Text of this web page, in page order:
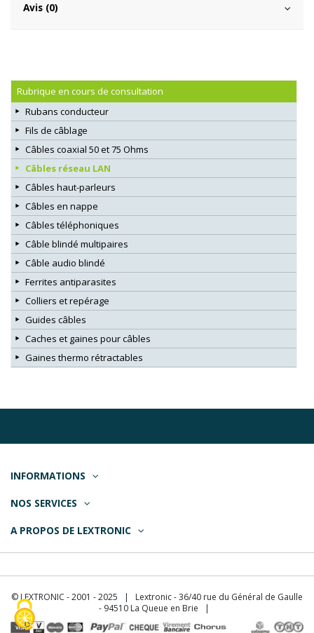
Avis (0)
Rubrique en cours de consultation
Rubans conducteur
Fils de câblage
Câbles coaxial 50 et 75 Ohms
Câbles réseau LAN
Câbles haut-parleurs
Câbles en nappe
Câbles téléphoniques
Câble blindé multipaires
Câble audio blindé
Ferrites antiparasites
Colliers et repérage
Guides câbles
Caches et gaines pour câbles
Gaines thermo rétractables
INFORMATIONS
NOS SERVICES
A PROPOS DE LEXTRONIC
© LEXTRONIC - 2001 - 2025 | Lextronic - 36/40 rue du Général de Gaulle
- 94510 La Queue en Brie |